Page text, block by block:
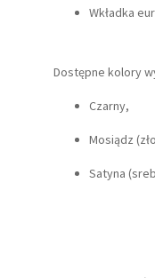
Wkładka
Dostępne kolory
Czarny,
Mosiądz
Satyna